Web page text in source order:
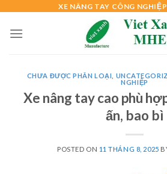
content
XE NÂNG TAY CÔNG
CHƯA ĐƯỢC PHÂN LOẠI
NGHIỆP
Xe nâng tay cao phù
ấn, bao bì
POSTED ON 11 THÁNG 8, 2025